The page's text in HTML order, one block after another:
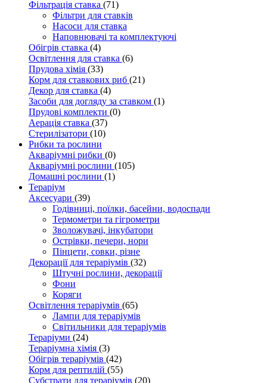
Фільтрація ставка (71)
Фільтри для ставків
Насоси для ставка
Наповнювачі та комплектуючі
Обігрів ставка (4)
Освітлення для ставка (6)
Прудова хімія (33)
Корм для ставкових риб (21)
Декор для ставка (4)
Засоби для догляду за ставком (1)
Прудові комплекти (0)
Аерація ставка (37)
Стерилізатори (10)
Рибки та рослини
Акваріумні рибки (0)
Акваріумні рослини (105)
Домашні рослини (1)
Тераріум
Аксесуари (39)
Годівниці, поїлки, басейни, водоспади
Термометри та гігрометри
Зволожувачі, інкубатори
Острівки, печери, нори
Пінцети, совки, різне
Декорації для тераріумів (32)
Штучні рослини, декорації
Фони
Коряги
Освітлення тераріумів (65)
Лампи для тераріумів
Світильники для тераріумів
Тераріуми (24)
Тераріумна хімія (3)
Обігрів тераріумів (42)
Корм для рептилій (55)
Субстрати для тераріумів (20)